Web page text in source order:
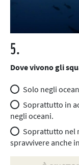
5.
Dove vivono gli
Solo negli
Soprattutto in
negli oceani.
Soprattutto nel
spravvivere anche